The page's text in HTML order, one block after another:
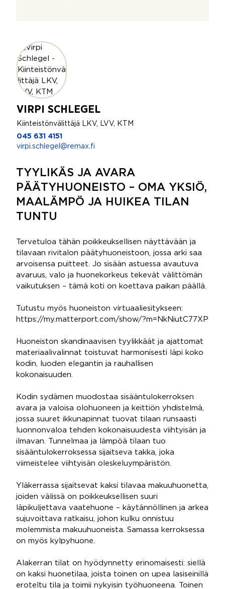
VIRPI SCHLEGEL
Kiinteistönvälittäjä LKV, LVV, KTM
045 631 4151
virpi.schlegel@remax.fi
TYYLIKÄS JA AVARA
PÄÄTYHUONEISTO – OMA YKSIÖ,
MAALÄMPÖ JA HUIKEA TILAN
TUNTU
Tervetuloa tähän poikkeuksellisen näyttävään ja
tilavaan rivitalon päätyhuoneistoon, jossa arki saa
arvoisensa puitteet. Jo sisään astuessa avautuva
avaruus, valo ja huonekorkeus tekevät välittömän
vaikutuksen – tämä koti on koettava paikan päällä.
Tutustu myös huoneiston virtuaaliesitykseen:
https://my.matterport.com/show/?m=NkNiutC77XP
Huoneiston skandinaavisen tyylikkäät ja ajattomat
materiaalivalinnat toistuvat harmonisesti läpi koko
kodin, luoden elegantin ja rauhallisen
kokonaisuuden.
Kodin sydämen muodostaa sisääntulokerroksen
avara ja valoisa olohuoneen ja keittiön yhdistelmä,
jossa suuret ikkunapinnat tuovat tilaan runsaasti
luonnonvaloa tehden kokonaisuudesta viihtyisän ja
ilmavan. Tunnelmaa ja lämpöä tilaan tuo
sisääntulokerroksessa sijaitseva takka, joka
viimeistelee viihtyisän oleskeluympäristön.
Yläkerrassa sijaitsevat kaksi tilavaa makuuhuonetta,
joiden välissä on poikkeuksellisen suuri
läpikuljettava vaatehuone – käytännöllinen ja arkea
sujuvoittava ratkaisu, johon kulku onnistuu
molemmista makuuhuoneista. Samassa kerroksessa
on myös kylpyhuone.
Alakerran tilat on hyödynnetty erinomaisesti: siellä
on kaksi huonetilaa, joista toinen on upea lasiseinillä
eroteltu tila ja toimii nykyisin työhuoneena. Toinen